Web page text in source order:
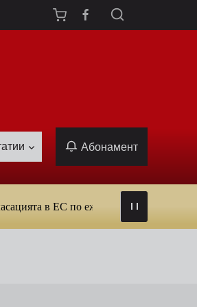
Абонамент
в ЕС по ежедневна употреба на тютюн